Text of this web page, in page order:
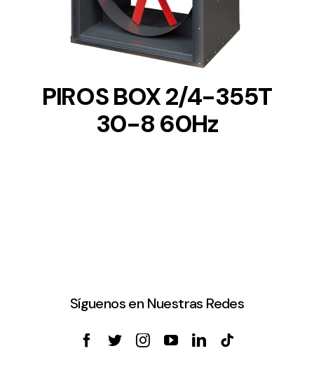
PIROS BOX 2/4-355T
30-8 60Hz
Síguenos en Nuestras Redes